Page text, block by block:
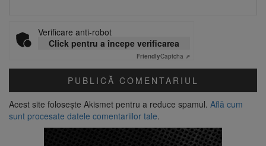
Verificare anti-robot
Click pentru a începe verificarea
FriendlyCaptcha ⇗
Acest site folosește Akismet pentru a reduce spamul. Află cum
sunt procesate datele comentariilor tale.